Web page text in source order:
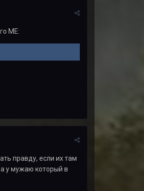
МЕ:
правду, если их там
а у мужаю который в